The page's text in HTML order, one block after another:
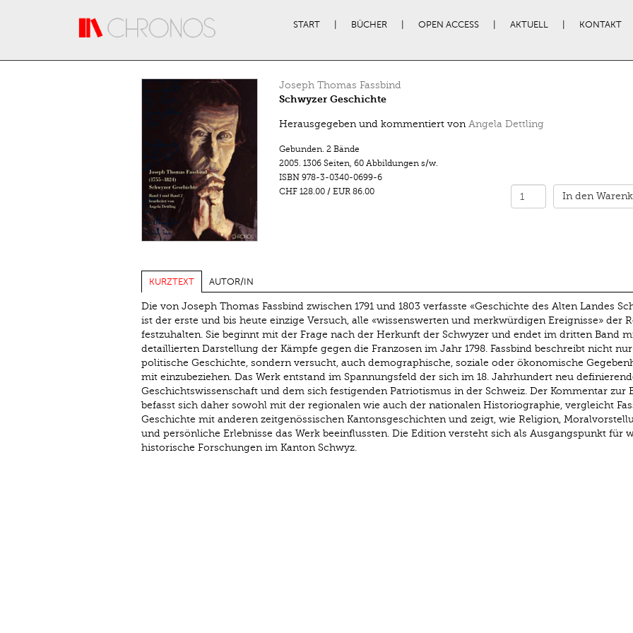
START BÜCHER OPEN ACCESS AKTUELL KONTAKT
Joseph Thomas Fassbind
Schwyzer Geschichte
Herausgegeben und kommentiert von Angela Dettling
Gebunden. 2 Bände
2005. 1306 Seiten, 60 Abbildungen s/w.
ISBN 978-3-0340-0699-6
CHF 128.00/ EUR 86.00 In den
KURZTEXT AUTOR/IN
Die von Joseph Thomas Fassbind zwischen 1791 und 1803 verfasste «Geschichte des Alten Landes
ist der erste und bis heute einzige Versuch, alle «wissenswerten und merkwürdigen Ereignisse» der
festzuhalten. Sie beginnt mit der Frage nach der Herkunft der Schwyzer und endet im dritten Band
detaillierten Darstellung der Kämpfe gegen die Franzosen im Jahr 1798. Fassbind beschreibt nicht
politische Geschichte, sondern versucht, auch demographische, soziale oder ökonomische
mit einzubeziehen. Das Werk entstand im Spannungsfeld der sich im 18. Jahrhundert neu
Geschichtswissenschaft und dem sich festigenden Patriotismus in der Schweiz. Der Kommentar zur
befasst sich daher sowohl mit der regionalen wie auch der nationalen Historiographie, vergleicht
Geschichte mit anderen zeitgenössischen Kantonsgeschichten und zeigt, wie Religion,
und persönliche Erlebnisse das Werk beeinflussten. Die Edition versteht sich als Ausgangspunkt für
historische Forschungen im Kanton Schwyz.